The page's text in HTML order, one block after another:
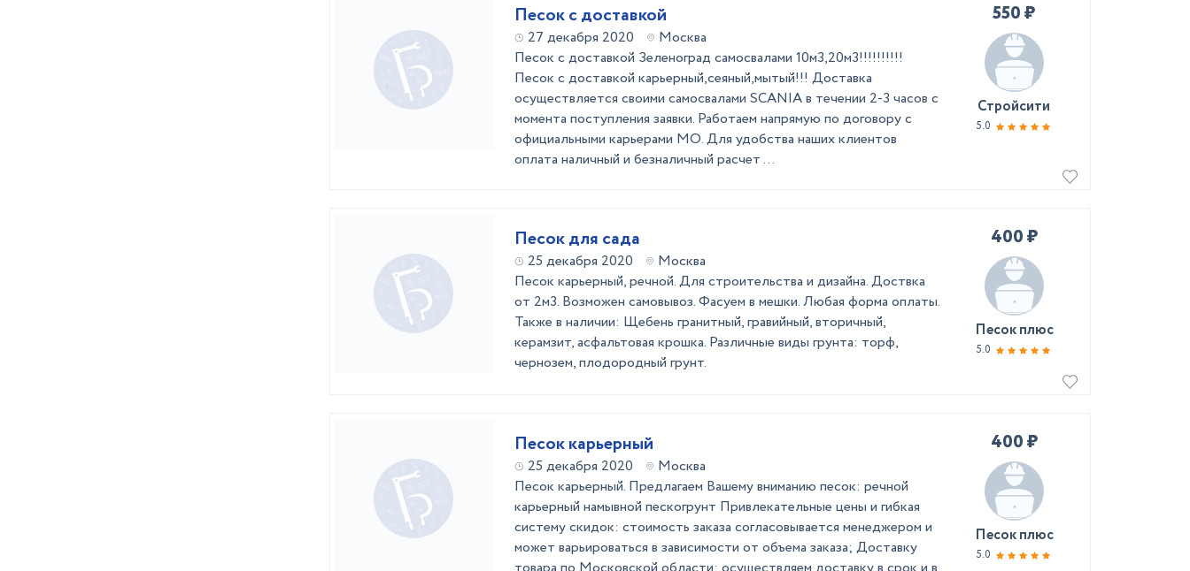
Песок с доставкой
27 декабря 2020
Москва
Песок с доставкой Зеленоград самосвалами 10м3,20м3!!!!!!!!!!
Песок с доставкой карьерный,сеяный,мытый!!! Доставка
осуществляется своими самосвалами SCANIA в течении 2-3 часов с
момента поступления заявки. Работаем напрямую по договору с
официальными карьерами МО. Для удобства наших клиентов
оплата наличный и безналичный расчет ...
550 ₽
Стройсити
5.0
Песок для сада
25 декабря 2020
Москва
Песок карьерный, речной. Для строительства и дизайна. Доствка
от 2м3. Возможен самовывоз. Фасуем в мешки. Любая форма оплаты.
Также в наличии: Щебень гранитный, гравийный, вторичный,
керамзит, асфальтовая крошка. Различные виды грунта: торф,
чернозем, плодородный грунт.
400 ₽
Песок плюс
5.0
Песок карьерный
25 декабря 2020
Москва
Песок карьерный. Предлагаем Вашему вниманию песок: речной
карьерный намывной пескогрунт Привлекательные цены и гибкая
систему скидок: стоимость заказа согласовывается менеджером и
может варьироваться в зависимости от объема заказа; Доставку
400 ₽
Песок плюс
5.0